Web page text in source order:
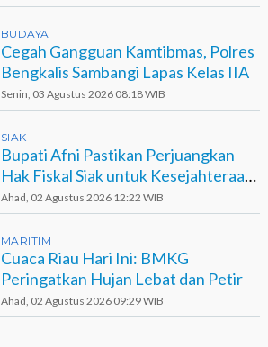
BUDAYA
Cegah Gangguan Kamtibmas, Polres
Bengkalis Sambangi Lapas Kelas IIA
Senin, 03 Agustus 2026 08:18 WIB
SIAK
Bupati Afni Pastikan Perjuangkan
Hak Fiskal Siak untuk Kesejahteraan
Dokter dan Tenaga Medis
Ahad, 02 Agustus 2026 12:22 WIB
MARITIM
Cuaca Riau Hari Ini: BMKG
Peringatkan Hujan Lebat dan Petir
Ahad, 02 Agustus 2026 09:29 WIB